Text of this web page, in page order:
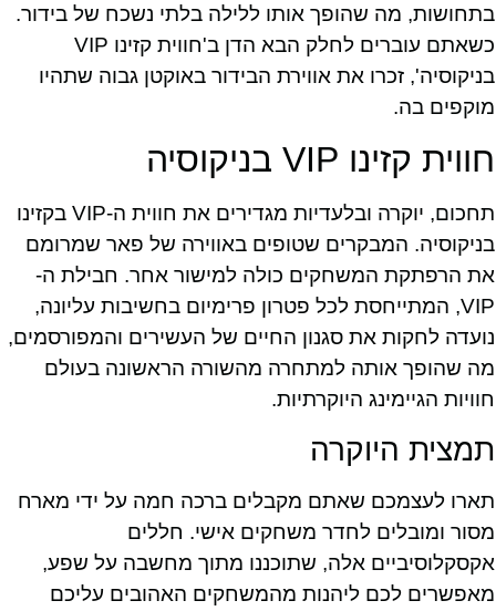
בתחושות, מה שהופך אותו ללילה בלתי נשכח של בידור.
כשאתם עוברים לחלק הבא הדן ב'חווית קזינו VIP
בניקוסיה', זכרו את אווירת הבידור באוקטן גבוה שתהיו
מוקפים בה.
חווית קזינו VIP בניקוסיה
תחכום, יוקרה ובלעדיות מגדירים את חווית ה-VIP בקזינו
בניקוסיה. המבקרים שטופים באווירה של פאר שמרומם
את הרפתקת המשחקים כולה למישור אחר. חבילת ה-
VIP, המתייחסת לכל פטרון פרימיום בחשיבות עליונה,
נועדה לחקות את סגנון החיים של העשירים והמפורסמים,
מה שהופך אותה למתחרה מהשורה הראשונה בעולם
חוויות הגיימינג היוקרתיות.
תמצית היוקרה
תארו לעצמכם שאתם מקבלים ברכה חמה על ידי מארח
מסור ומובלים לחדר משחקים אישי. חללים
אקסקלוסיביים אלה, שתוכננו מתוך מחשבה על שפע,
מאפשרים לכם ליהנות מהמשחקים האהובים עליכם